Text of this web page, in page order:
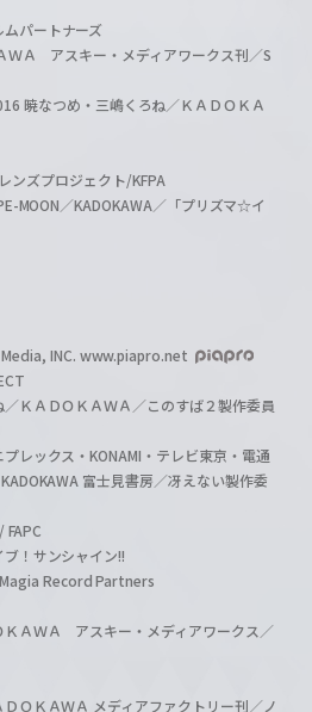
パートナーズ
ＷＡ アスキー・メディアワークス刊／S
暁なつめ・三嶋くろね／ＫＡＤＯＫＡ
ズプロジェクト/KFPA
MOON／KADOKAWA／「プリズマ☆イ
INC. www.piapro.net
ＫＡＤＯＫＡＷＡ／このすば２製作委員
レックス・KONAMI・テレビ東京・電通
富士見書房／冴えない製作委
！サンシャイン!!
Record Partners
ＡＷＡ アスキー・メディアワークス／
ＯＫＡＷＡ メディアファクトリー刊／ノ